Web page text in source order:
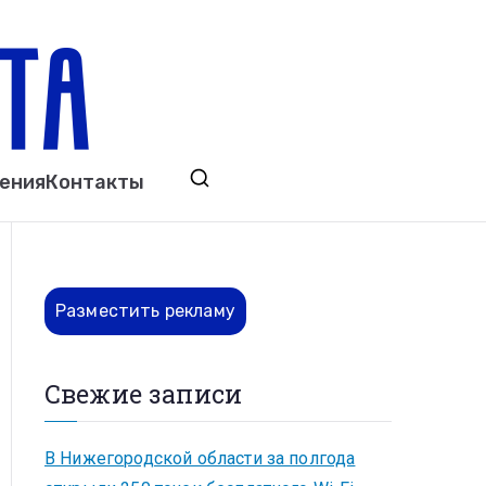
Выкса. Муром. Кулебаки. Навашино,
Контакты
Разместить рекламу
Свежие записи
В Нижегородской области за полгода